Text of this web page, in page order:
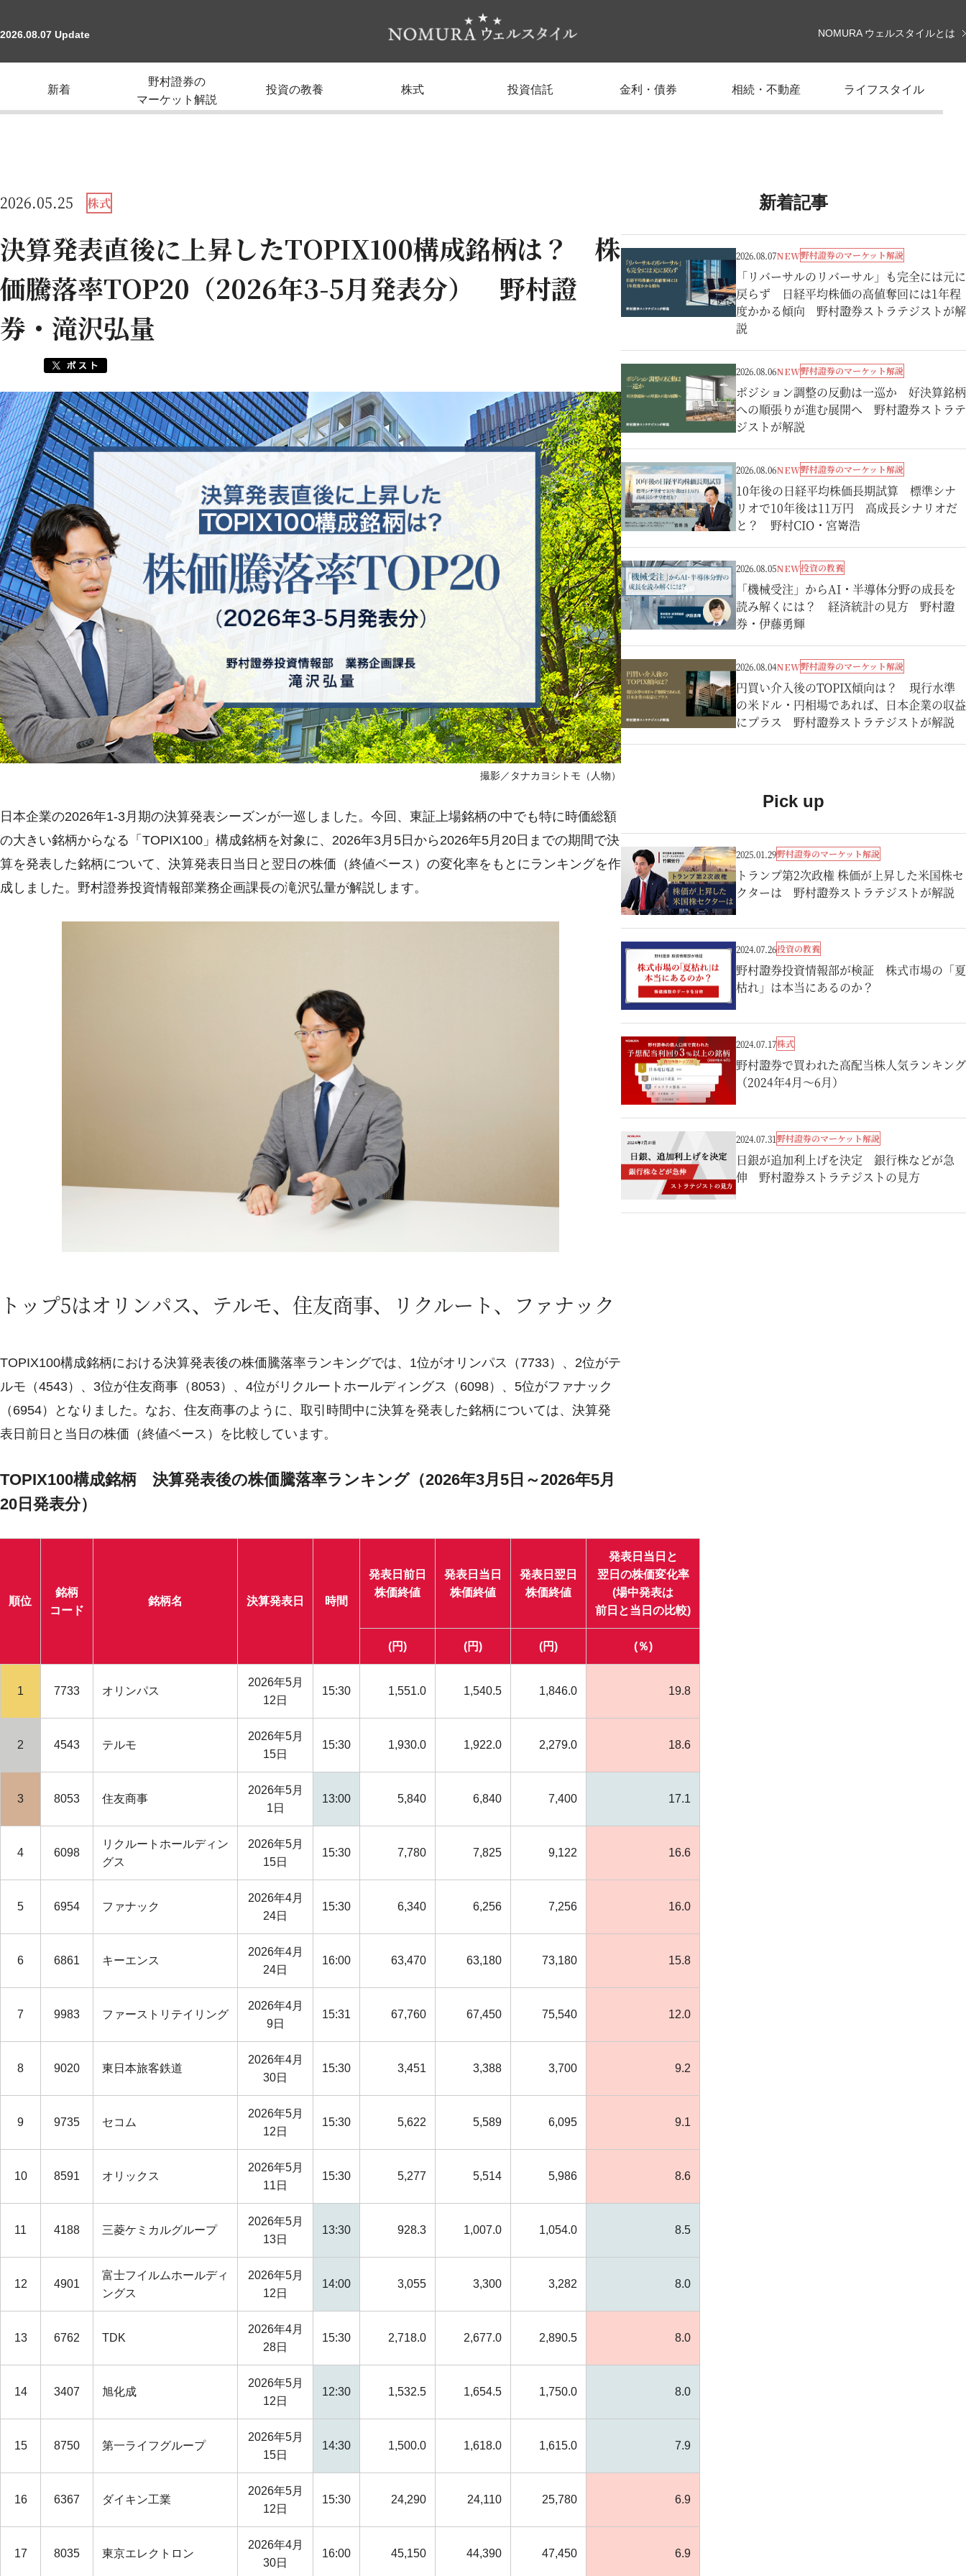
2026.08.07 Update NOMURA ウェルスタイルとは
新着
野村證券の
マーケット解説
投資の教養 株式 投資信託 金利・債券 相続・不動産 ライフスタイル
2026.05.25 株式
決算発表直後に上昇したTOPIX100構成銘柄は？ 株
価騰落率TOP20（2026年3-5月発表分） 野村證
券・滝沢弘量
撮影／タナカヨシトモ（人物）
日本企業の2026年1-3月期の決算発表シーズンが一巡しました。今回、東証上場銘柄の中でも特に時価総額
の大きい銘柄からなる「TOPIX100」構成銘柄を対象に、2026年3月5日から2026年5月20日までの期間で決
算を発表した銘柄について、決算発表日当日と翌日の株価（終値ベース）の変化率をもとにランキングを作
成しました。野村證券投資情報部業務企画課長の滝沢弘量が解説します。
トップ5はオリンパス、テルモ、住友商事、リクルート、ファナック
TOPIX100構成銘柄における決算発表後の株価騰落率ランキングでは、1位がオリンパス（7733）、2位がテ
ルモ（4543）、3位が住友商事（8053）、4位がリクルートホールディングス（6098）、5位がファナック
（6954）となりました。なお、住友商事のように、取引時間中に決算を発表した銘柄については、決算発
表日前日と当日の株価（終値ベース）を比較しています。
TOPIX100構成銘柄 決算発表後の株価騰落率ランキング（2026年3月5日～2026年5月
20日発表分）
順位
銘柄
コード
銘柄名 決算発表日 時間
発表日前日
株価終値
発表日当日
株価終値
発表日翌日
株価終値
発表日当日と
翌日の株価変化率
(場中発表は
前日と当日の比較)
(円) (円) (円) (％)
1 7733 オリンパス
2026年5月
12日
15:30 1,551.0 1,540.5 1,846.0 19.8
2 4543 テルモ
2026年5月
15日
15:30 1,930.0 1,922.0 2,279.0 18.6
3 8053 住友商事
2026年5月
1日
13:00 5,840 6,840 7,400 17.1
4 6098
リクルートホールディン
グス
2026年5月
15日
15:30 7,780 7,825 9,122 16.6
5 6954 ファナック
2026年4月
24日
15:30 6,340 6,256 7,256 16.0
6 6861 キーエンス
2026年4月
24日
16:00 63,470 63,180 73,180 15.8
7 9983 ファーストリテイリング
2026年4月
9日
15:31 67,760 67,450 75,540 12.0
8 9020 東日本旅客鉄道
2026年4月
30日
15:30 3,451 3,388 3,700 9.2
9 9735 セコム
2026年5月
12日
15:30 5,622 5,589 6,095 9.1
10 8591 オリックス
2026年5月
11日
15:30 5,277 5,514 5,986 8.6
11 4188 三菱ケミカルグループ
2026年5月
13日
13:30 928.3 1,007.0 1,054.0 8.5
12 4901
富士フイルムホールディ
ングス
2026年5月
12日
14:00 3,055 3,300 3,282 8.0
13 6762 TDK
2026年4月
28日
15:30 2,718.0 2,677.0 2,890.5 8.0
14 3407 旭化成
2026年5月
12日
12:30 1,532.5 1,654.5 1,750.0 8.0
15 8750 第一ライフグループ
2026年5月
15日
14:30 1,500.0 1,618.0 1,615.0 7.9
16 6367 ダイキン工業
2026年5月
12日
15:30 24,290 24,110 25,780 6.9
17 8035 東京エレクトロン
2026年4月
30日
16:00 45,150 44,390 47,450 6.9
新着記事
2026.08.07NEW野村證券のマーケット解説
「リバーサルのリバーサル」も完全には元に
戻らず 日経平均株価の高値奪回には1年程
度かかる傾向 野村證券ストラテジストが解
説
2026.08.06NEW野村證券のマーケット解説
ポジション調整の反動は一巡か 好決算銘柄
への順張りが進む展開へ 野村證券ストラテ
ジストが解説
2026.08.06NEW野村證券のマーケット解説
10年後の日経平均株価長期試算 標準シナ
リオで10年後は11万円 高成長シナリオだ
と？ 野村CIO・宮嵜浩
2026.08.05NEW投資の教養
「機械受注」からAI・半導体分野の成長を
読み解くには？ 経済統計の見方 野村證
券・伊藤勇輝
2026.08.04NEW野村證券のマーケット解説
円買い介入後のTOPIX傾向は？ 現行水準
の米ドル・円相場であれば、日本企業の収益
にプラス 野村證券ストラテジストが解説
Pick up
2025.01.29野村證券のマーケット解説
トランプ第2次政権 株価が上昇した米国株セ
クターは 野村證券ストラテジストが解説
2024.07.26投資の教養
野村證券投資情報部が検証 株式市場の「夏
枯れ」は本当にあるのか？
2024.07.17株式
野村證券で買われた高配当株人気ランキング
（2024年4月～6月）
2024.07.31野村證券のマーケット解説
日銀が追加利上げを決定 銀行株などが急
伸 野村證券ストラテジストの見方